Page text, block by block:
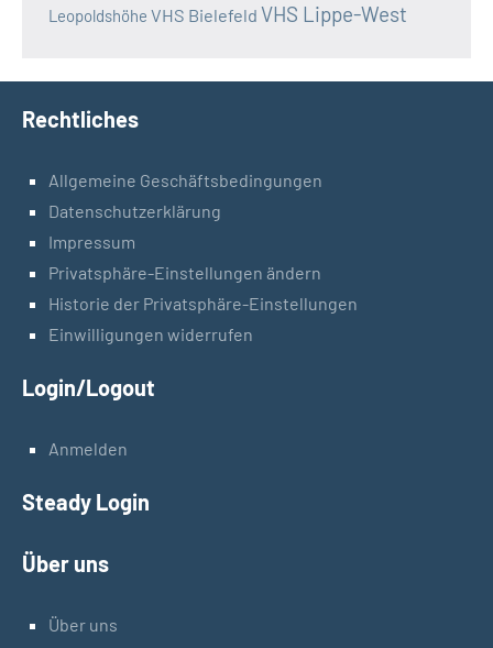
Leopoldshöhe VHS Bielefeld VHS Lippe-West
Rechtliches
Allgemeine Geschäftsbedingungen
Datenschutzerklärung
Impressum
Privatsphäre-Einstellungen ändern
Historie der Privatsphäre-Einstellungen
Einwilligungen widerrufen
Login/Logout
Anmelden
Steady Login
Über uns
Über uns